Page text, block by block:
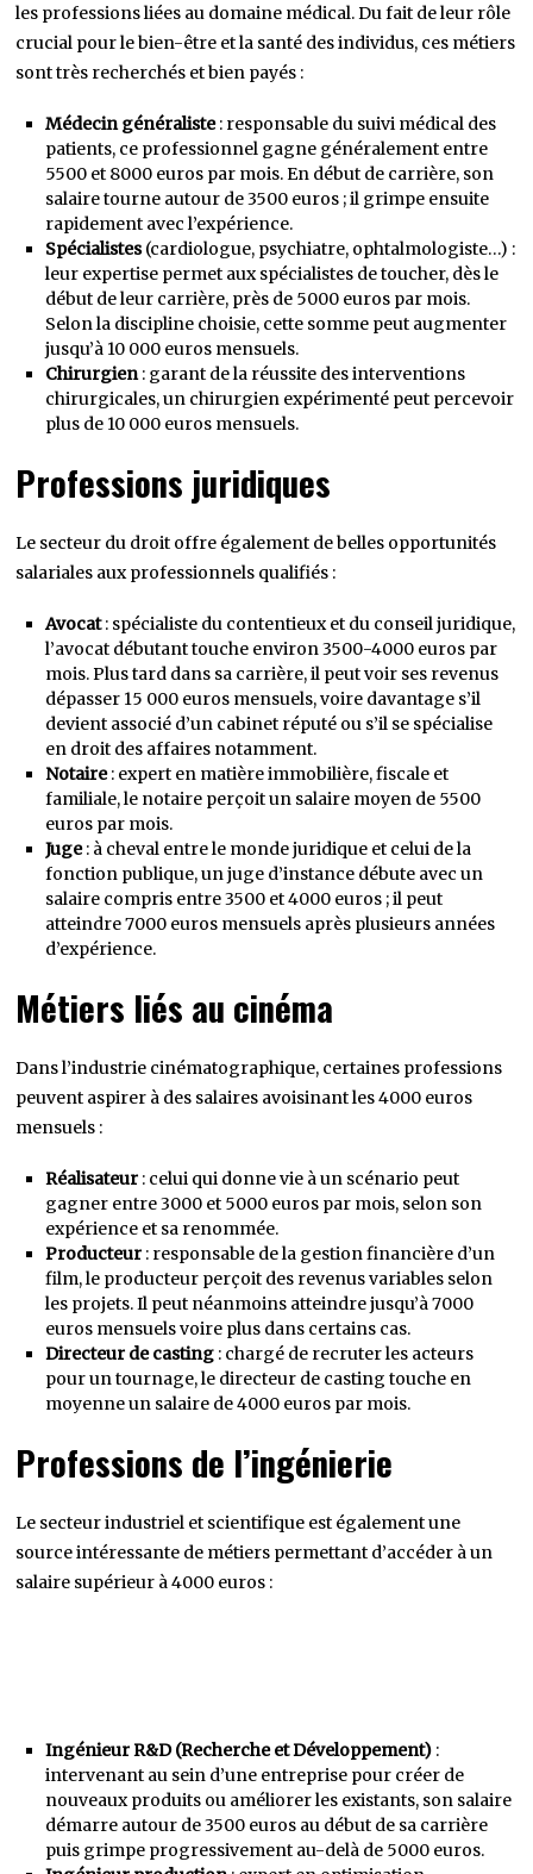
les professions liées au domaine médical. Du fait de leur rôle
crucial pour le bien-être et la santé des individus, ces métiers
sont très recherchés et bien payés :
Médecin généraliste: responsable du suivi médical des
patients, ce professionnel gagne généralement entre
5500 et 8000 euros par mois. En début de carrière, son
salaire tourne autour de 3500 euros ; il grimpe ensuite
rapidement avec l’expérience.
Spécialistes(cardiologue, psychiatre, ophtalmologiste…) :
leur expertise permet aux spécialistes de toucher, dès le
début de leur carrière, près de 5000 euros par mois.
Selon la discipline choisie, cette somme peut augmenter
jusqu’à 10 000 euros mensuels.
Chirurgien: garant de la réussite des interventions
chirurgicales, un chirurgien expérimenté peut percevoir
plus de 10 000 euros mensuels.
Professions juridiques
Le secteur du droit offre également de belles opportunités
salariales aux professionnels qualifiés :
Avocat: spécialiste du contentieux et du conseil juridique,
l’avocat débutant touche environ 3500-4000 euros par
mois. Plus tard dans sa carrière, il peut voir ses revenus
dépasser 15 000 euros mensuels, voire davantage s’il
devient associé d’un cabinet réputé ou s’il se spécialise
en droit des affaires notamment.
Notaire: expert en matière immobilière, fiscale et
familiale, le notaire perçoit un salaire moyen de 5500
euros par mois.
Juge: à cheval entre le monde juridique et celui de la
fonction publique, un juge d’instance débute avec un
salaire compris entre 3500 et 4000 euros ; il peut
atteindre 7000 euros mensuels après plusieurs années
d’expérience.
Métiers liés au cinéma
Dans l’industrie cinématographique, certaines professions
peuvent aspirer à des salaires avoisinant les 4000 euros
mensuels :
Réalisateur: celui qui donne vie à un scénario peut
gagner entre 3000 et 5000 euros par mois, selon son
expérience et sa renommée.
Producteur: responsable de la gestion financière d’un
film, le producteur perçoit des revenus variables selon
les projets. Il peut néanmoins atteindre jusqu’à 7000
euros mensuels voire plus dans certains cas.
Directeur de casting: chargé de recruter les acteurs
pour un tournage, le directeur de casting touche en
moyenne un salaire de 4000 euros par mois.
Professions de l’ingénierie
Le secteur industriel et scientifique est également une
source intéressante de métiers permettant d’accéder à un
salaire supérieur à 4000 euros :
Ingénieur R&D (Recherche et Développement):
intervenant au sein d’une entreprise pour créer de
nouveaux produits ou améliorer les existants, son salaire
démarre autour de 3500 euros au début de sa carrière
puis grimpe progressivement au-delà de 5000 euros.